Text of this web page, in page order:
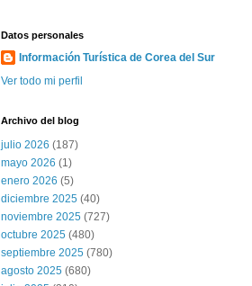
Datos personales
Información Turística de Corea del Sur
Ver todo mi perfil
Archivo del blog
julio 2026 (187)
mayo 2026 (1)
enero 2026 (5)
diciembre 2025 (40)
noviembre 2025 (727)
octubre 2025 (480)
septiembre 2025 (780)
agosto 2025 (680)